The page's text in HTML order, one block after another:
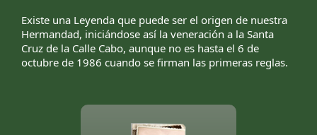
Existe una Leyenda que puede ser el origen de nuestra
Hermandad, iniciándose así la veneración a la Santa
Cruz de la Calle Cabo, aunque no es hasta el 6 de
octubre de 1986 cuando se firman las primeras reglas.